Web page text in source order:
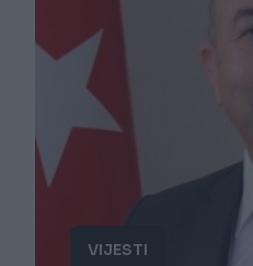
VIJESTI